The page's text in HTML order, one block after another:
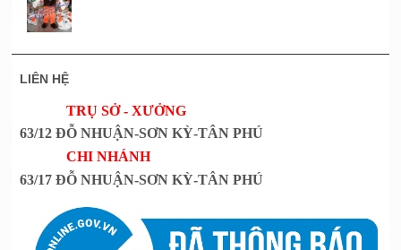
LIÊN HỆ
TRỤ SỞ - XƯỞNG
63/12 ĐỖ NHUẬN-SƠN KỲ-TÂN PHÚ
CHI NHÁNH
63/17 ĐỖ NHUẬN-SƠN KỲ-TÂN PHÚ